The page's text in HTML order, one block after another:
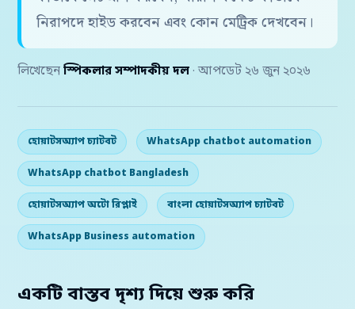
নিরাপদে হাইড করবেন এবং কোন মেট্রিক দেখবেন।
লিখেছেন স্পিকলার সম্পাদকীয় দল · আপডেট ২৬ জুন ২০২৬
হোয়াটসঅ্যাপ চ্যাটবট WhatsApp chatbot automation
WhatsApp chatbot Bangladesh
হোয়াটসঅ্যাপ অটো রিপ্লাই বাংলা হোয়াটসঅ্যাপ চ্যাটবট
WhatsApp Business automation
একটি বাস্তব দৃশ্য দিয়ে শুরু করি